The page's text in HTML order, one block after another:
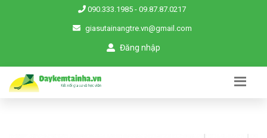
090.333.1985 - 09.87.87.0217
giasutainangtre.vn@gmail.com
Đăng nhập